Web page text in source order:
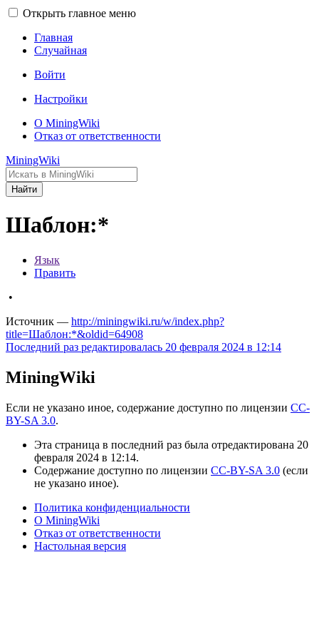
Открыть главное меню
Главная
Случайная
Войти
Настройки
О MiningWiki
Отказ от ответственности
MiningWiki
Найти
Шаблон:*
Язык
Править
•
Источник — http://miningwiki.ru/w/index.php?
title=Шаблон:*&oldid=64908
Последний раз редактировалась 20 февраля 2024 в 12:14
MiningWiki
Если не указано иное, содержание доступно по лицензии CC-
BY-SA 3.0.
Эта страница в последний раз была отредактирована 20
февраля 2024 в 12:14.
Содержание доступно по лицензии CC-BY-SA 3.0 (если
не указано иное).
Политика конфиденциальности
О MiningWiki
Отказ от ответственности
Настольная версия